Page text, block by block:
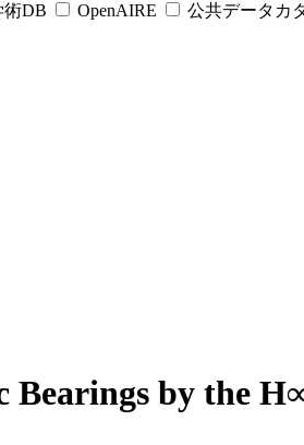
術DB OpenAIRE 公共データカ
Bearings by the